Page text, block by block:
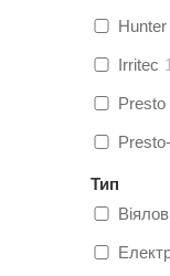
Hunter
Irritec 1
Presto
Тип